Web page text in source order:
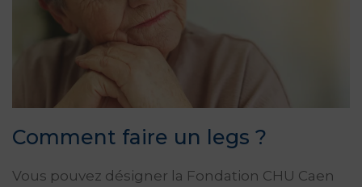
Comment faire un legs ?
Vous pouvez désigner la Fondation CHU Caen